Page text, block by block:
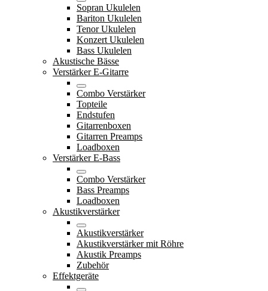
Sopran Ukulelen
Bariton Ukulelen
Tenor Ukulelen
Konzert Ukulelen
Bass Ukulelen
Akustische Bässe
Verstärker E-Gitarre
Combo Verstärker
Topteile
Endstufen
Gitarrenboxen
Gitarren Preamps
Loadboxen
Verstärker E-Bass
Combo Verstärker
Bass Preamps
Loadboxen
Akustikverstärker
Akustikverstärker
Akustikverstärker mit Röhre
Akustik Preamps
Zubehör
Effektgeräte